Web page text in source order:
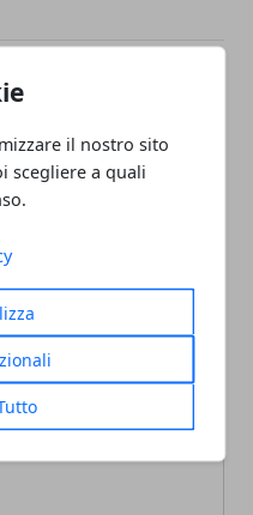
il nostro sito
scegliere a quali